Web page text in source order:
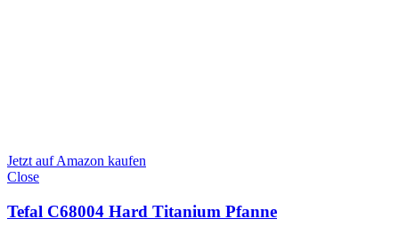
Jetzt auf Amazon kaufen
Close
Tefal C68004 Hard Titanium Pfanne